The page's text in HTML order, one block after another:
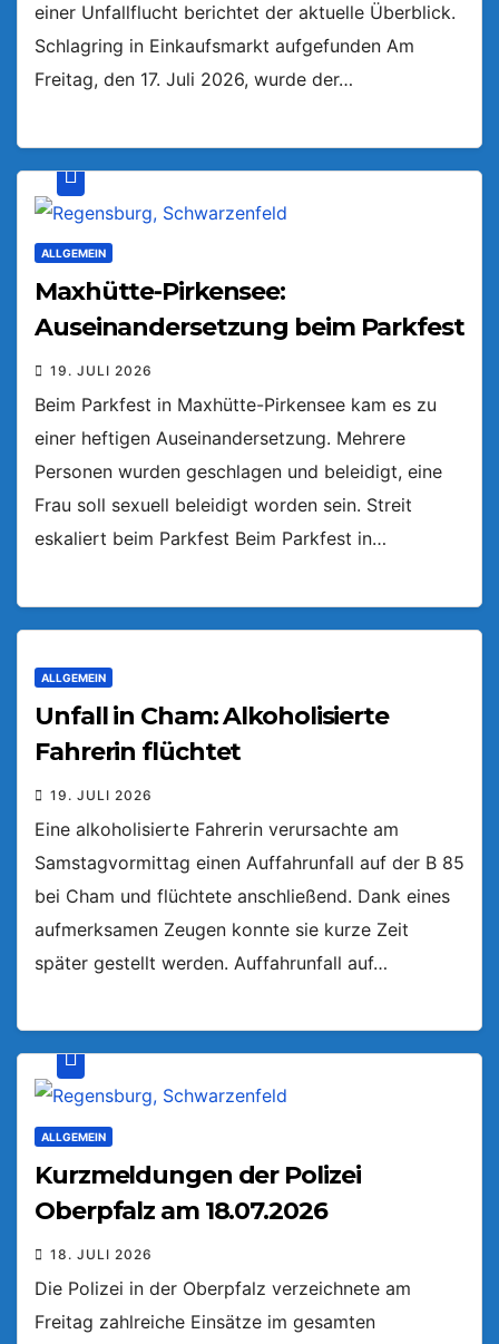
einer Unfallflucht berichtet der aktuelle Überblick.
Schlagring in Einkaufsmarkt aufgefunden Am
Freitag, den 17. Juli 2026, wurde der…
ALLGEMEIN
Maxhütte-Pirkensee:
Auseinandersetzung beim Parkfest
19. JULI 2026
Beim Parkfest in Maxhütte-Pirkensee kam es zu
einer heftigen Auseinandersetzung. Mehrere
Personen wurden geschlagen und beleidigt, eine
Frau soll sexuell beleidigt worden sein. Streit
eskaliert beim Parkfest Beim Parkfest in…
ALLGEMEIN
Unfall in Cham: Alkoholisierte
Fahrerin flüchtet
19. JULI 2026
Eine alkoholisierte Fahrerin verursachte am
Samstagvormittag einen Auffahrunfall auf der B 85
bei Cham und flüchtete anschließend. Dank eines
aufmerksamen Zeugen konnte sie kurze Zeit
später gestellt werden. Auffahrunfall auf…
ALLGEMEIN
Kurzmeldungen der Polizei
Oberpfalz am 18.07.2026
18. JULI 2026
Die Polizei in der Oberpfalz verzeichnete am
Freitag zahlreiche Einsätze im gesamten